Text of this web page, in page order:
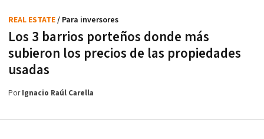
Los 3 barrios porteños donde más
subieron los precios de las propiedades
usadas
REAL ESTATE/ Para inversores
PorIgnacio Raúl Carella